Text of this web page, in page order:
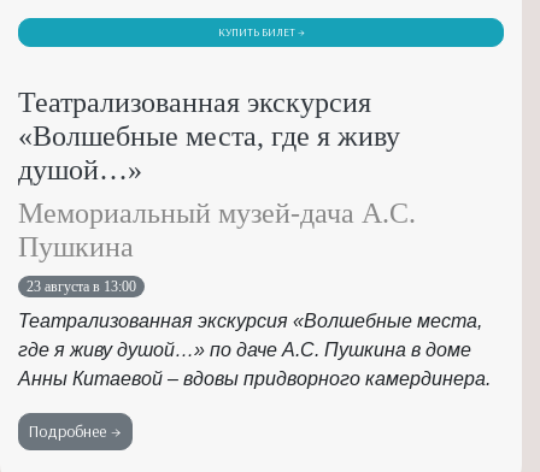
КУПИТЬ БИЛЕТ →
Театрализованная экскурсия
«Волшебные места, где я живу
душой…»
Мемориальный музей-дача А.С.
Пушкина
23 августа в 13:00
Театрализованная экскурсия «Волшебные места,
где я живу душой…» по даче А.С. Пушкина в доме
Анны Китаевой – вдовы придворного камердинера.
Подробнее →